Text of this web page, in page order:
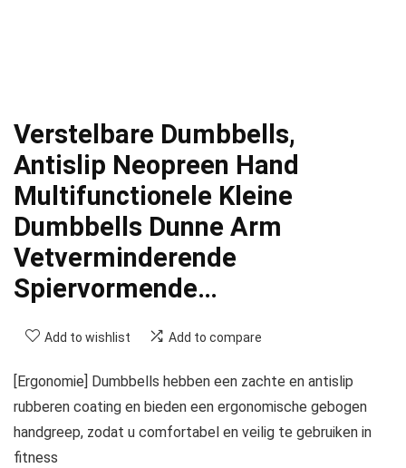
Verstelbare Dumbbells,
Antislip Neopreen Hand
Multifunctionele Kleine
Dumbbells Dunne Arm
Vetverminderende
Spiervormende…
Add to wishlist Add to compare
[Ergonomie] Dumbbells hebben een zachte en antislip
rubberen coating en bieden een ergonomische gebogen
handgreep, zodat u comfortabel en veilig te gebruiken in
fitness